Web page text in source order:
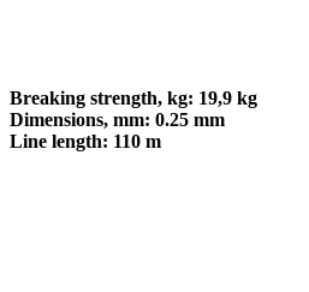
Breaking strength, kg: 19,9 kg
Dimensions, mm: 0.25 mm
Line length: 110 m